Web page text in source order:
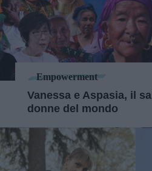
Empowerment
Vanessa e Aspasia, il
donne del mondo